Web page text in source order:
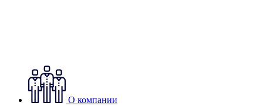
О компании